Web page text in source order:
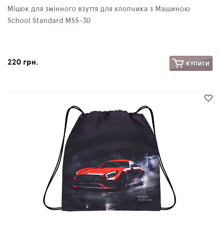
Мішок для змінного взуття для хлопчика з Машиною
School Standard MSS-30
220 грн. КУПИТИ